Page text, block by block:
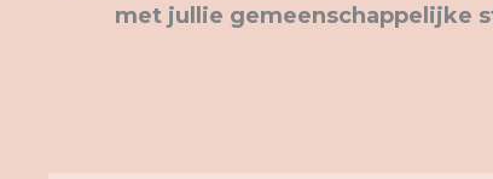
met jullie gemeenschappelijke